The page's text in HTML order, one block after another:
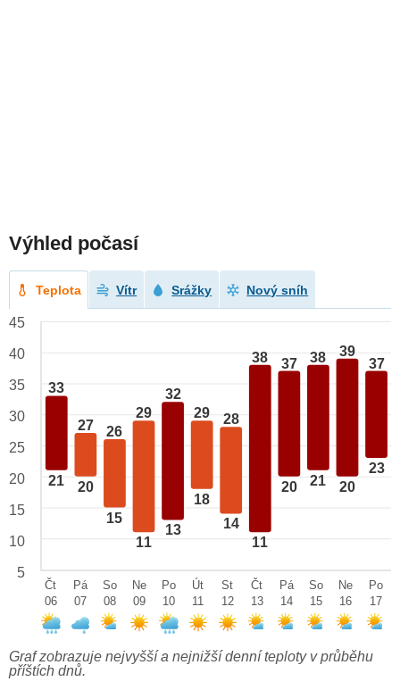
Výhled počasí
Teplota Vítr Srážky Nový sníh
33
21
27
20
26
15
29
11
32
13
29
18
28
14
38
11
37
20
38
21
39
20
37
23
45
40
35
30
25
20
15
10
5
Čt
06
Pá
07
So
08
Ne
09
Po
10
Út
11
St
12
Čt
13
Pá
14
So
15
Ne
16
Po
17
Graf zobrazuje nejvyšší a nejnižší denní teploty v průběhu
příštích dnů.